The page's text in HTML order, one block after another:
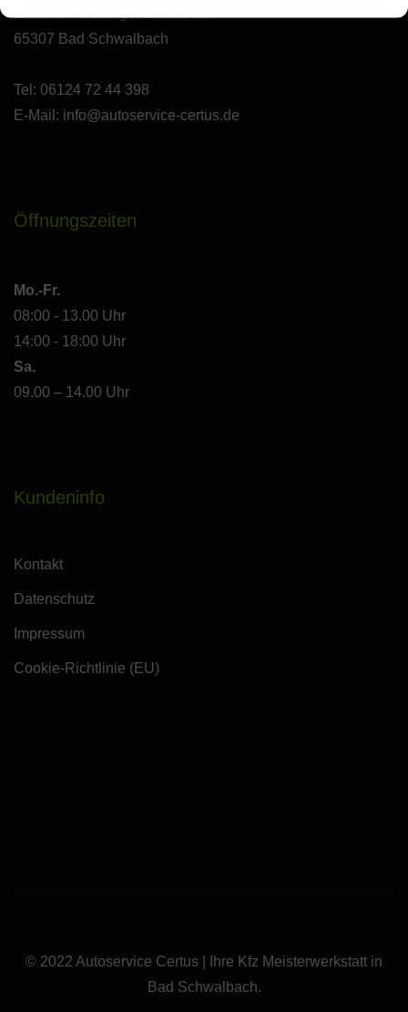
65307 Bad Schwalbach
Tel: 06124 72 44 398
E-Mail: info@autoservice-certus.de
Öffnungszeiten
Mo.-Fr.
08:00 - 13.00 Uhr
14:00 - 18:00 Uhr
Sa.
09.00 – 14.00 Uhr
Kundeninfo
Kontakt
Datenschutz
Impressum
Cookie-Richtlinie (EU)
© 2022 Autoservice Certus | Ihre Kfz Meisterwerkstatt in
Bad Schwalbach.